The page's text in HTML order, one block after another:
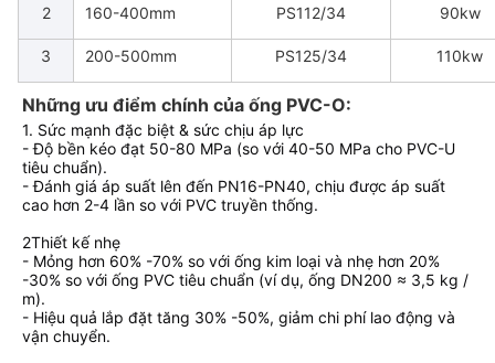
2 160-400mm PS112/34 90kw
3 200-500mm PS125/34 110kw
Những ưu điểm chính của ống PVC-O:
1. Sức mạnh đặc biệt & sức chịu áp lực
- Độ bền kéo đạt 50-80 MPa (so với 40-50 MPa cho PVC-U
tiêu chuẩn).
- Đánh giá áp suất lên đến PN16-PN40, chịu được áp suất
cao hơn 2-4 lần so với PVC truyền thống.
2Thiết kế nhẹ
- Mỏng hơn 60% -70% so với ống kim loại và nhẹ hơn 20%
-30% so với ống PVC tiêu chuẩn (ví dụ, ống DN200 ≈ 3,5 kg /
m).
- Hiệu quả lắp đặt tăng 30% -50%, giảm chi phí lao động và
vận chuyển.